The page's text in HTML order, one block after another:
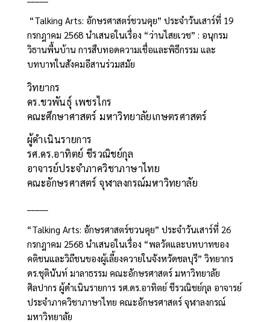
“Talking Arts: อักษรศาสตร์ชวนคุย” ประจำวันเสาร์ที่ 19
กรกฎาคม 2568 นำเสนอในเรื่อง “ว่านไสยเวช” : อนุกรม
วิธานพื้นบ้าน การสืบทอดความเชื่อและพิธีกรรม และ
บทบาทในสังคมอีสานร่วมสมัย
วิทยากร
ดร.ชวพันธุ์ เพชรไกร
คณะศึกษาศาสตร์ มหาวิทยาลัยเกษตรศาสตร์
ผู้ดำเนินรายการ
รศ.ดร.อาทิตย์ ชีรวณิชย์กุล
อาจารย์ประจำภาควิชาภาษาไทย
คณะอักษรศาสตร์ จุฬาลงกรณ์มหาวิทยาลัย
“Talking Arts: อักษรศาสตร์ชวนคุย” ประจำวันเสาร์ที่ 26
กรกฎาคม 2568 นำเสนอในเรื่อง “พลวัตและบทบาทของ
คติชนและวิถีชนของผู้เลี้ยงควายในจังหวัดชลบุรี” วิทยากร
ดร.ชุตินันท์ มาลาธรรม คณะอักษรศาสตร์ มหาวิทยาลัย
ศิลปากร ผู้ดำเนินรายการ รศ.ดร.อาทิตย์ ชีรวณิชย์กุล อาจารย์
ประจำภาควิชาภาษาไทย คณะอักษรศาสตร์ จุฬาลงกรณ์
มหาวิทยาลัย